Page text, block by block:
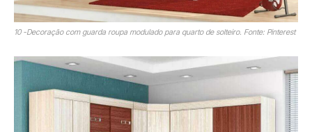
10 -Decoração com guarda roupa modulado para quarto de solteiro. Fonte: Pinterest